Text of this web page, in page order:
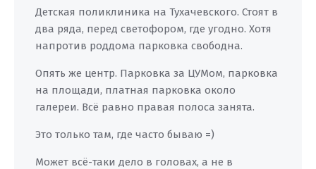
Детская поликлиника на Тухачевского. Стоят в
два ряда, перед светофором, где угодно. Хотя
напротив роддома парковка свободна.
Опять же центр. Парковка за ЦУМом, парковка
на площади, платная парковка около
галереи. Всё равно правая полоса занята.
Это только там, где часто бываю =)
Может всё-таки дело в головах, а не в